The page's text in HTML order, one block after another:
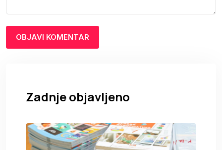
Zadnje objavljeno